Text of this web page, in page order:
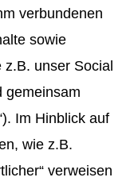
verbundenen
sowie
unser Social
gemeinsam
Im Hinblick auf
wie z.B.
verweisen